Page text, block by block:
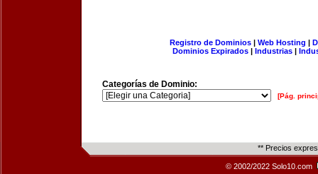
Registro de Dominios| Web Hosting |
Dominios Expirados | Industrias |
Categorías de Dominio:
[Pág.
** Precios
© 2002/2022 Solo10.com